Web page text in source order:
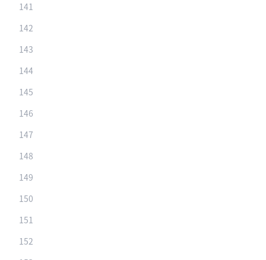
141
142
143
144
145
146
147
148
149
150
151
152